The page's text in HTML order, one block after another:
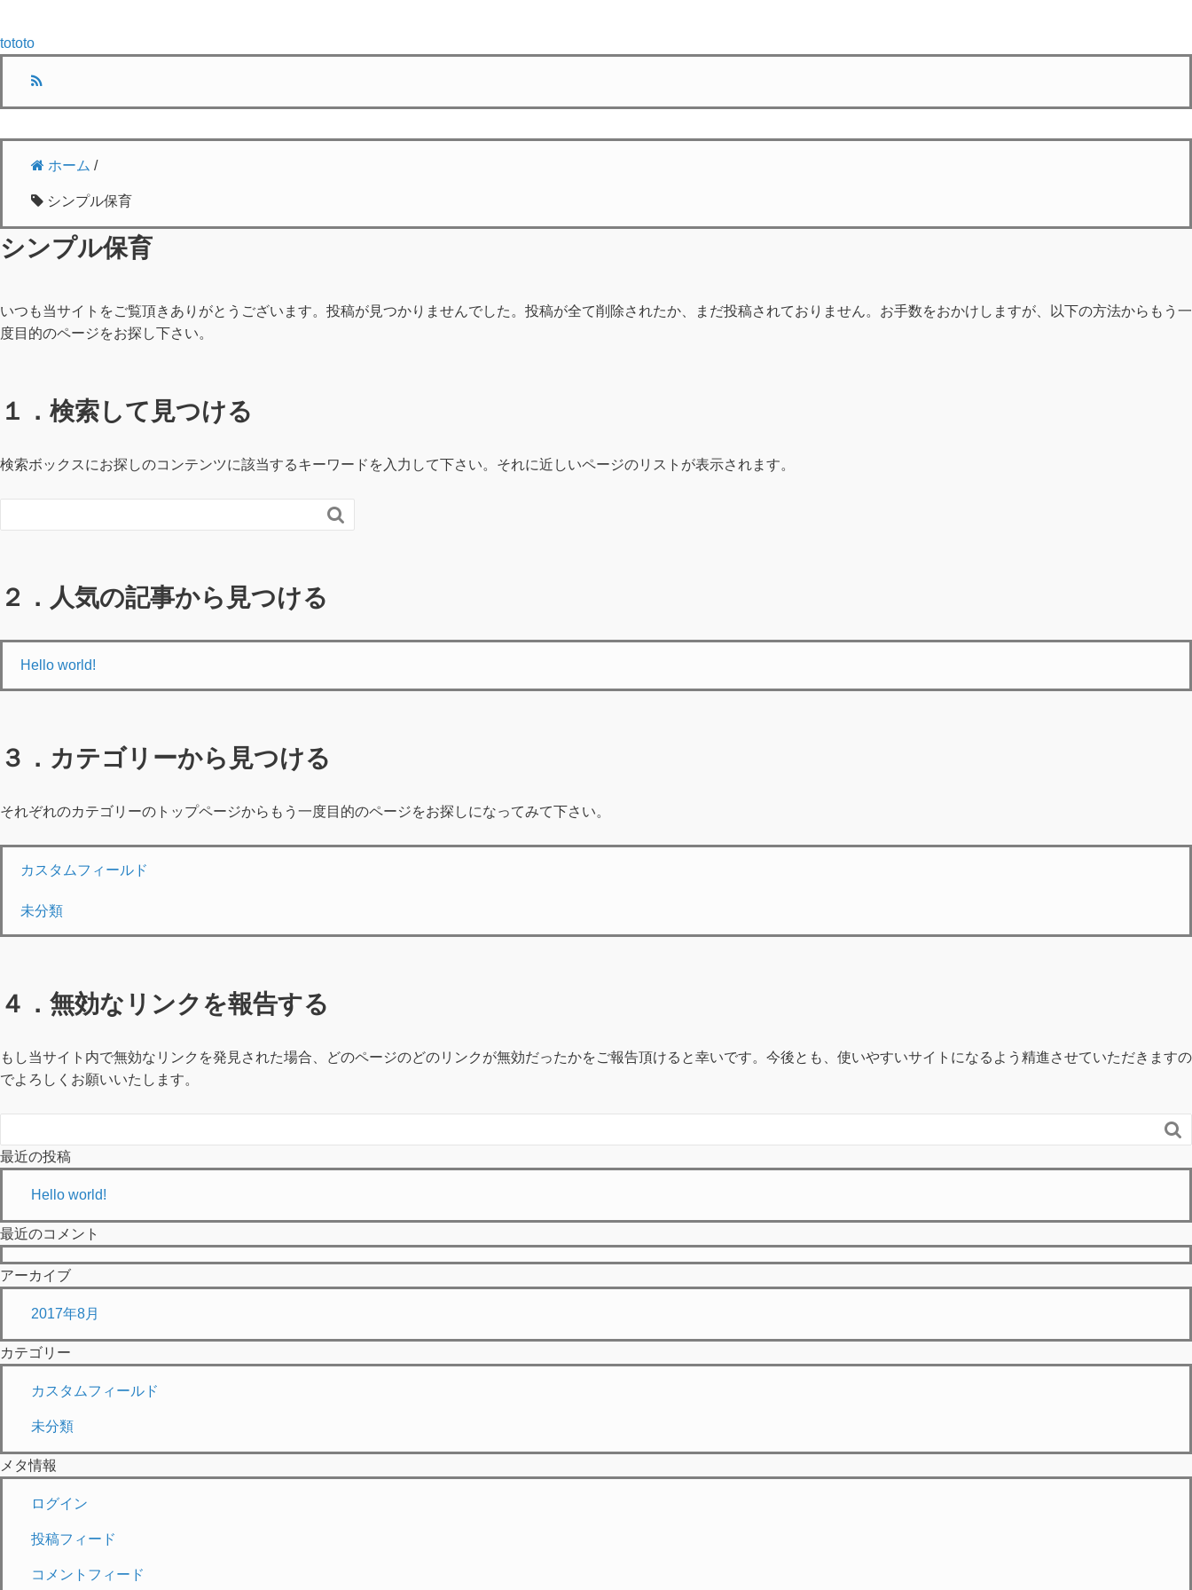
tototo
ホーム /
シンプル保育
シンプル保育
いつも当サイトをご覧頂きありがとうございます。投稿が見つかりませんでした。投稿が全て削除されたか、まだ投稿されておりません。お手数をおかけしますが、以下の方法からもう一
度目的のページをお探し下さい。
１．検索して見つける
検索ボックスにお探しのコンテンツに該当するキーワードを入力して下さい。それに近しいページのリストが表示されます。

２．人気の記事から見つける
Hello world!
３．カテゴリーから見つける
それぞれのカテゴリーのトップページからもう一度目的のページをお探しになってみて下さい。
カスタムフィールド
未分類
４．無効なリンクを報告する
もし当サイト内で無効なリンクを発見された場合、どのページのどのリンクが無効だったかをご報告頂けると幸いです。今後とも、使いやすいサイトになるよう精進させていただきますの
でよろしくお願いいたします。

最近の投稿
Hello world!
最近のコメント
アーカイブ
2017年8月
カテゴリー
カスタムフィールド
未分類
メタ情報
ログイン
投稿フィード
コメントフィード